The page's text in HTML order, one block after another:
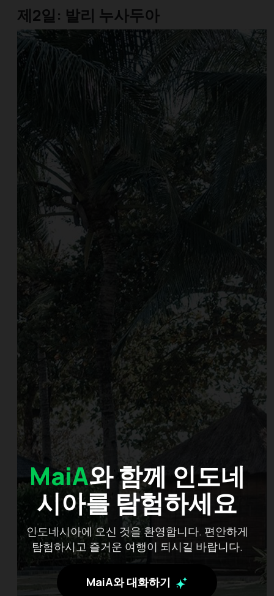
MaiA와 함께 인도네
시아를 탐험하세요
인도네시아에 오신 것을 환영합니다. 편안하게
탐험하시고 즐거운 여행이 되시길 바랍니다.
MaiA와 대화하기
제2일: 발리 누사두아